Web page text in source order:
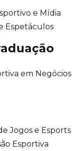
e Mídia
Espetáculos
em Negócios
Jogos e Esports
Esportiva